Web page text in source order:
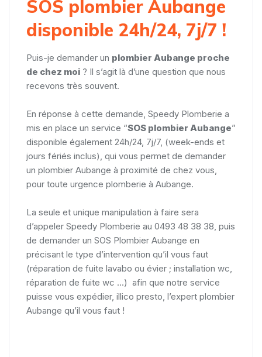
SOS plombier Aubange
disponible 24h/24, 7j/7 !
Puis-je demander un plombier Aubange proche
de chez moi ? Il s’agit là d’une question que nous
recevons très souvent.
En réponse à cette demande, Speedy Plomberie a
mis en place un service “SOS plombier Aubange”
disponible également 24h/24, 7j/7, (week-ends et
jours fériés inclus), qui vous permet de demander
un plombier Aubange à proximité de chez vous,
pour toute urgence plomberie à Aubange.
La seule et unique manipulation à faire sera
d’appeler Speedy Plomberie au 0493 48 38 38, puis
de demander un SOS Plombier Aubange en
précisant le type d’intervention qu’il vous faut
(réparation de fuite lavabo ou évier ; installation wc,
réparation de fuite wc ...) afin que notre service
puisse vous expédier, illico presto, l’expert plombier
Aubange qu’il vous faut !